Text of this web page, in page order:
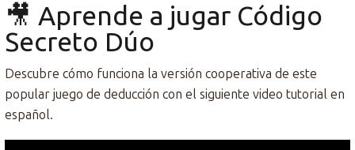
🎥 Aprende a jugar Código
Secreto Dúo
Descubre cómo funciona la versión cooperativa de este
popular juego de deducción con el siguiente video tutorial en
español.